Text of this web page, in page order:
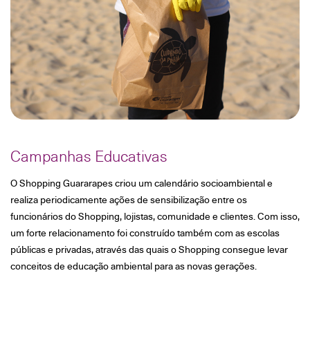
Campanhas Educativas
O Shopping Guararapes criou um calendário socioambiental e
realiza periodicamente ações de sensibilização entre os
funcionários do Shopping, lojistas, comunidade e clientes. Com isso,
um forte relacionamento foi construído também com as escolas
públicas e privadas, através das quais o Shopping consegue levar
conceitos de educação ambiental para as novas gerações.